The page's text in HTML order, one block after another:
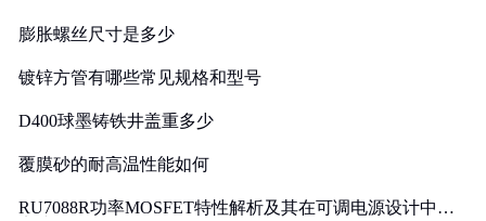
膨胀螺丝尺寸是多少
镀锌方管有哪些常见规格和型号
D400球墨铸铁井盖重多少
覆膜砂的耐高温性能如何
RU7088R功率MOSFET特性解析及其在可调电源设计中的